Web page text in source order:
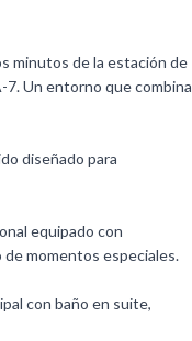
minutos de la estación de
Un entorno que combina
diseñado para
equipado con
momentos especiales.
con baño en suite,